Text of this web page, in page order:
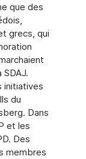
que des
grecs, qui
initiatives
du
Dans
et les
Des
membres